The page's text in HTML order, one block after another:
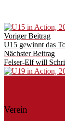
Post
navigation
Voriger Beitrag
U15 gewinnt das
Nächster Beitrag
Felser-Elf will
Verein